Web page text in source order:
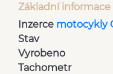
Základní informace
Inzerce motocykly
Stav
Vyrobeno
Tachometr